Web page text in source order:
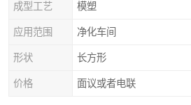
成型工艺 模塑
应用范围 净化车间
形状 长方形
价格 面议或者电联